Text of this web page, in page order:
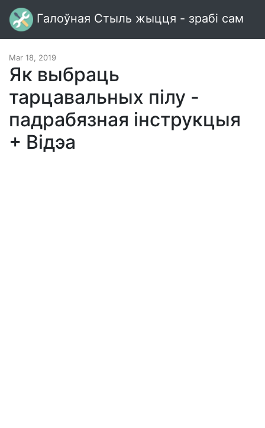
Галоўная Стыль жыцця - зрабі сам
Mar 18, 2019
Як выбраць
тарцавальных пілу -
падрабязная інструкцыя
+ Відэа